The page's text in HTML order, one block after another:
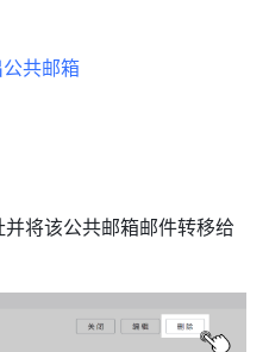
共邮箱
将该公共邮箱邮件转移给